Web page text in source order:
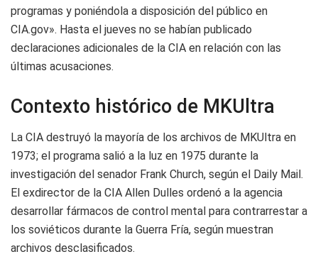
programas y poniéndola a disposición del público en
CIA.gov». Hasta el jueves no se habían publicado
declaraciones adicionales de la CIA en relación con las
últimas acusaciones.
Contexto histórico de MKUltra
La CIA destruyó la mayoría de los archivos de MKUltra en
1973; el programa salió a la luz en 1975 durante la
investigación del senador Frank Church, según el Daily Mail.
El exdirector de la CIA Allen Dulles ordenó a la agencia
desarrollar fármacos de control mental para contrarrestar a
los soviéticos durante la Guerra Fría, según muestran
archivos desclasificados.